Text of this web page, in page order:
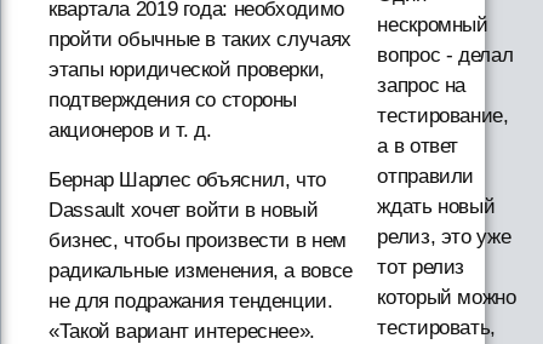
квартала 2019 года: необходимо
пройти обычные в таких случаях
этапы юридической проверки,
подтверждения со стороны
акционеров и т. д.
Бернар Шарлес объяснил, что
Dassault хочет войти в новый
бизнес, чтобы произвести в нем
радикальные изменения, а вовсе
не для подражания тенденции.
«Такой вариант интереснее».
нескромный
вопрос - делал
запрос на
тестирование,
а в ответ
отправили
ждать новый
релиз, это уже
тот релиз
который можно
тестировать,